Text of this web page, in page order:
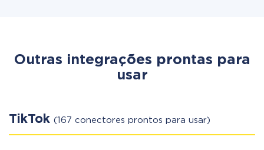
Outras integrações prontas para
usar
TikTok (167 conectores prontos para usar)